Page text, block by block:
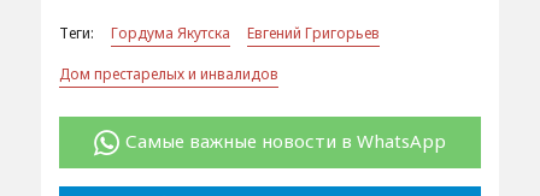
Теги: Гордума Якутска
Евгений Григорьев
Дом престарелых и инвалидов
Самые важные новости в WhatsApp